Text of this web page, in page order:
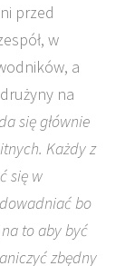
przed
w
a
na
się głównie
Każdy z
się w
bo
to aby być
zbędny